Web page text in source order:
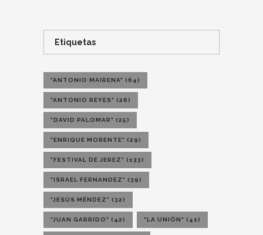
Etiquetas
"ANTONIO MAIRENA" (64)
"ANTONIO REYES" (26)
"DAVID PALOMAR" (25)
"ENRIQUE MORENTE" (29)
"FESTIVAL DE JEREZ" (133)
"ISRAEL FERNANDEZ" (39)
"JESÚS MÉNDEZ" (32)
"JUAN GARRIDO" (42) "LA UNIÓN" (41)